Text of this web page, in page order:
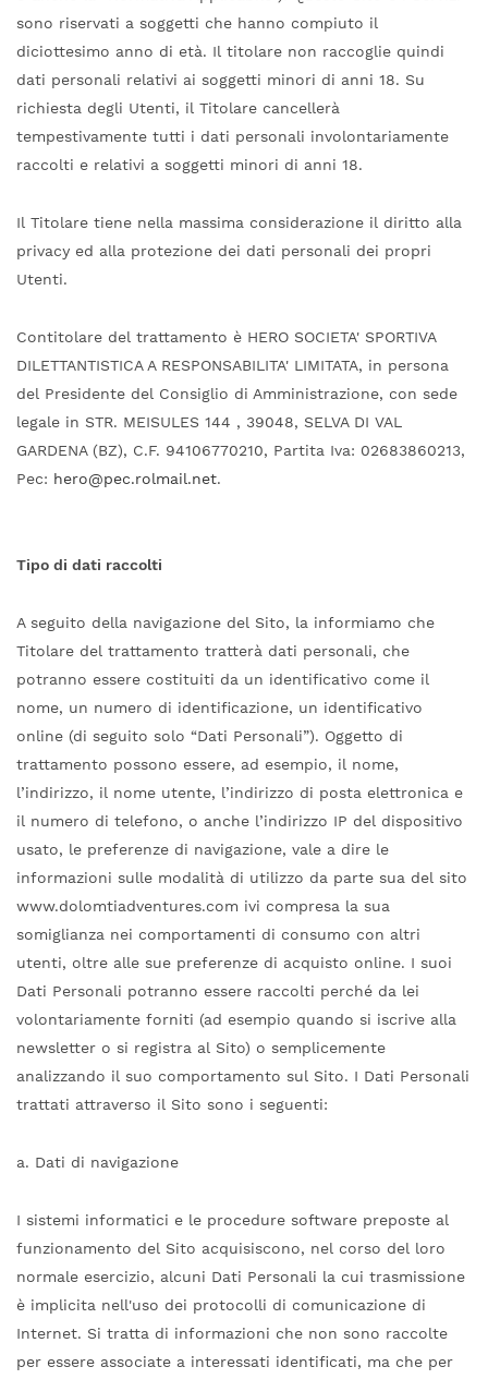
sono riservati a soggetti che hanno compiuto il
diciottesimo anno di età. Il titolare non raccoglie quindi
dati personali relativi ai soggetti minori di anni 18. Su
richiesta degli Utenti, il Titolare cancellerà
tempestivamente tutti i dati personali involontariamente
raccolti e relativi a soggetti minori di anni 18.
Il Titolare tiene nella massima considerazione il diritto alla
privacy ed alla protezione dei dati personali dei propri
Utenti.
Contitolare del trattamento è HERO SOCIETA' SPORTIVA
DILETTANTISTICA A RESPONSABILITA' LIMITATA, in persona
del Presidente del Consiglio di Amministrazione, con sede
legale in STR. MEISULES 144 , 39048, SELVA DI VAL
GARDENA (BZ), C.F. 94106770210, Partita Iva: 02683860213,
Pec: hero@pec.rolmail.net.
Tipo di dati raccolti
A seguito della navigazione del Sito, la informiamo che
Titolare del trattamento tratterà dati personali, che
potranno essere costituiti da un identificativo come il
nome, un numero di identificazione, un identificativo
online (di seguito solo “Dati Personali”). Oggetto di
trattamento possono essere, ad esempio, il nome,
l’indirizzo, il nome utente, l’indirizzo di posta elettronica e
il numero di telefono, o anche l’indirizzo IP del dispositivo
usato, le preferenze di navigazione, vale a dire le
informazioni sulle modalità di utilizzo da parte sua del sito
www.dolomtiadventures.com ivi compresa la sua
somiglianza nei comportamenti di consumo con altri
utenti, oltre alle sue preferenze di acquisto online. I suoi
Dati Personali potranno essere raccolti perché da lei
volontariamente forniti (ad esempio quando si iscrive alla
newsletter o si registra al Sito) o semplicemente
analizzando il suo comportamento sul Sito. I Dati Personali
trattati attraverso il Sito sono i seguenti:
a. Dati di navigazione
I sistemi informatici e le procedure software preposte al
funzionamento del Sito acquisiscono, nel corso del loro
normale esercizio, alcuni Dati Personali la cui trasmissione
è implicita nell'uso dei protocolli di comunicazione di
Internet. Si tratta di informazioni che non sono raccolte
per essere associate a interessati identificati, ma che per